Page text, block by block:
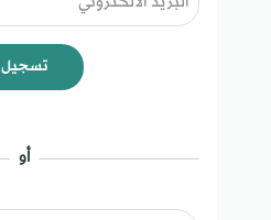
تسجيل
أو